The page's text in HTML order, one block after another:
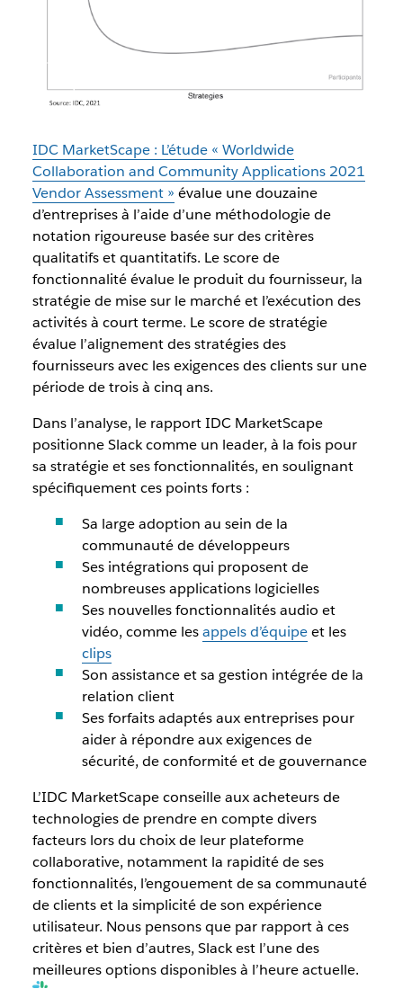
IDC MarketScape : L’étude « Worldwide
Collaboration and Community Applications 2021
Vendor Assessment » évalue une douzaine
d’entreprises à l’aide d’une méthodologie de
notation rigoureuse basée sur des critères
qualitatifs et quantitatifs. Le score de
fonctionnalité évalue le produit du fournisseur, la
stratégie de mise sur le marché et l’exécution des
activités à court terme. Le score de stratégie
évalue l’alignement des stratégies des
fournisseurs avec les exigences des clients sur une
période de trois à cinq ans.
Dans l’analyse, le rapport IDC MarketScape
positionne Slack comme un leader, à la fois pour
sa stratégie et ses fonctionnalités, en soulignant
spécifiquement ces points forts :
Sa large adoption au sein de la
communauté de développeurs
Ses intégrations qui proposent de
nombreuses applications logicielles
Ses nouvelles fonctionnalités audio et
vidéo, comme lesappels d’équipeet les
clips
Son assistance et sa gestion intégrée de la
relation client
Ses forfaits adaptés aux entreprises pour
aider à répondre aux exigences de
sécurité, de conformité et de gouvernance
L’IDC MarketScape conseille aux acheteurs de
technologies de prendre en compte divers
facteurs lors du choix de leur plateforme
collaborative, notamment la rapidité de ses
fonctionnalités, l’engouement de sa communauté
de clients et la simplicité de son expérience
utilisateur. Nous pensons que par rapport à ces
critères et bien d’autres, Slack est l’une des
meilleures options disponibles à l’heure actuelle.